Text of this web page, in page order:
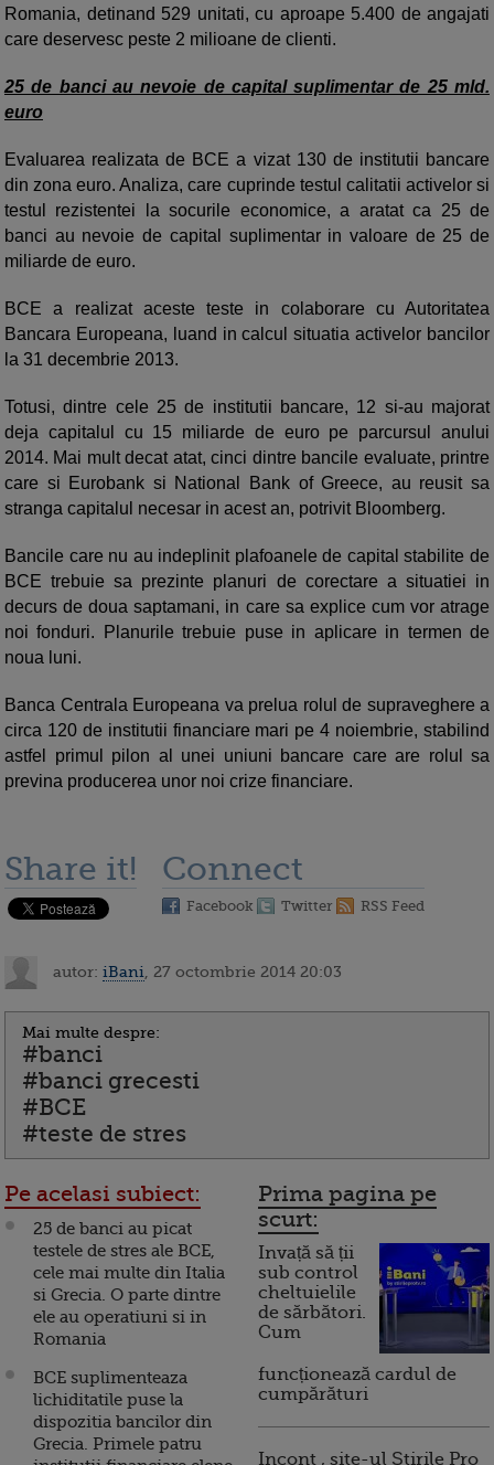
Romania, detinand 529 unitati, cu aproape 5.400 de angajati
care deservesc peste 2 milioane de clienti.
25 de banci au nevoie de capital suplimentar de 25 mld.
euro
Evaluarea realizata de BCE a vizat 130 de institutii bancare
din zona euro. Analiza, care cuprinde testul calitatii activelor si
testul rezistentei la socurile economice, a aratat ca 25 de
banci au nevoie de capital suplimentar in valoare de 25 de
miliarde de euro.
BCE a realizat aceste teste in colaborare cu Autoritatea
Bancara Europeana, luand in calcul situatia activelor bancilor
la 31 decembrie 2013.
Totusi, dintre cele 25 de institutii bancare, 12 si-au majorat
deja capitalul cu 15 miliarde de euro pe parcursul anului
2014. Mai mult decat atat, cinci dintre bancile evaluate, printre
care si Eurobank si National Bank of Greece, au reusit sa
stranga capitalul necesar in acest an, potrivit Bloomberg.
Bancile care nu au indeplinit plafoanele de capital stabilite de
BCE trebuie sa prezinte planuri de corectare a situatiei in
decurs de doua saptamani, in care sa explice cum vor atrage
noi fonduri. Planurile trebuie puse in aplicare in termen de
noua luni.
Banca Centrala Europeana va prelua rolul de supraveghere a
circa 120 de institutii financiare mari pe 4 noiembrie, stabilind
astfel primul pilon al unei uniuni bancare care are rolul sa
previna producerea unor noi crize financiare.
Share it! Connect
Facebook Twitter RSS Feed
autor: iBani , 27 octombrie 2014 20:03
Mai multe despre:
#banci
#banci grecesti
#BCE
#teste de stres
Pe acelasi subiect:
25 de banci au picat
testele de stres ale BCE,
cele mai multe din Italia
si Grecia. O parte dintre
ele au operatiuni si in
Romania
BCE suplimenteaza
lichiditatile puse la
dispozitia bancilor din
Grecia. Primele patru
Prima pagina pe
scurt:
Invață să ții
sub control
cheltuielile
de sărbători.
Cum
funcționează cardul de
cumpărături
Incont , site-ul Știrile Pro